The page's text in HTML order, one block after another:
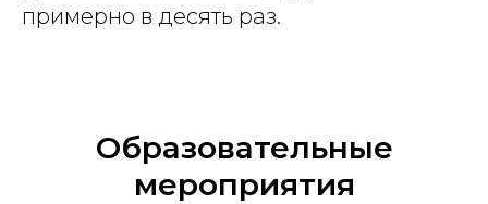
примерно в десять раз.
Образовательные
мероприятия